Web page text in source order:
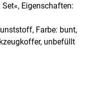
Eigenschaften:
Farbe: bunt,
unbefüllt